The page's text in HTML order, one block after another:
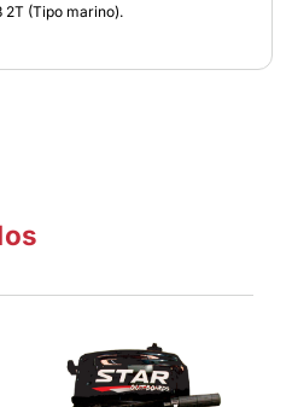
2T (Tipo marino).
MOTOR